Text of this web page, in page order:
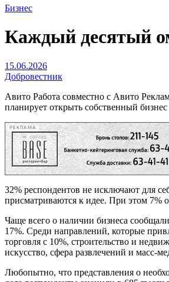
Бизнес
Каждый десятый
15.06.2026
Добровестник
Авито Работа совместно с Авито
планирует открыть собственный
РЕКЛАМА
32% респондентов не исключают для
присматриваются к идее. При этом 7%
Чаще всего о наличии бизнеса
17%. Среди направлений, которые
торговля с 10%, строительство и
искусство, сфера развлечений и масс-
Любопытно, что представления о